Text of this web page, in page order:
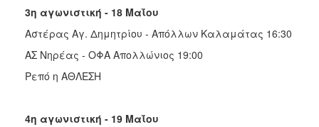
3η αγωνιστική - 18 Μαΐου
Αστέρας Αγ. Δημητρίου - Απόλλων Καλαμάτας 16:30
ΑΣ Νηρέας - ΟΦΑ Απολλώνιος 19:00
Ρεπό η ΑΘΛΕΣΗ
4η αγωνιστική - 19 Μαΐου